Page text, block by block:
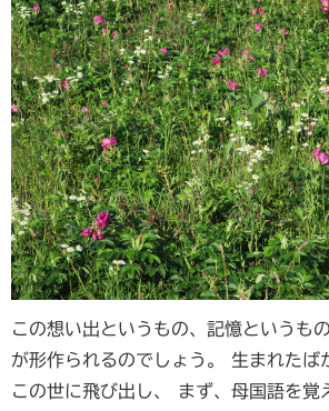
この想い出というもの、記憶というも
が形作られるのでしょう。 生まれたば
この世に飛び出し、 まず、母国語を覚